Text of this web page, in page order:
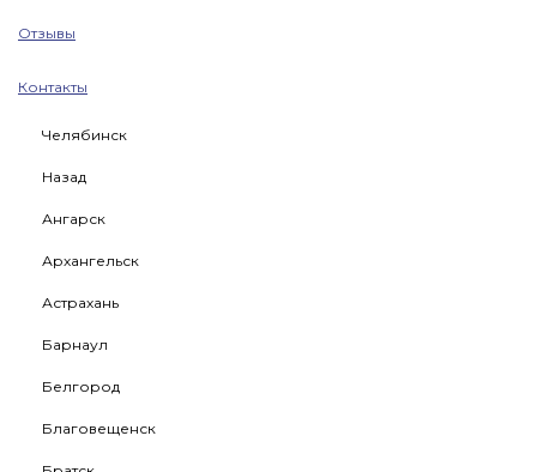
Отзывы
Контакты
Челябинск
Назад
Ангарск
Архангельск
Астрахань
Барнаул
Белгород
Благовещенск